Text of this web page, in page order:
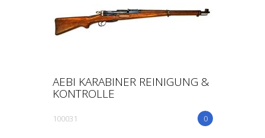
AEBI KARABINER REINIGUNG &
KONTROLLE
0
100031